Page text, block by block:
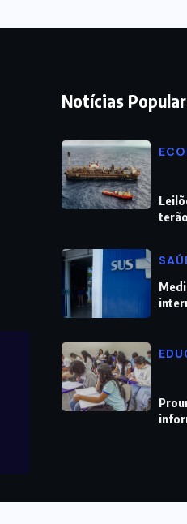
Notícias